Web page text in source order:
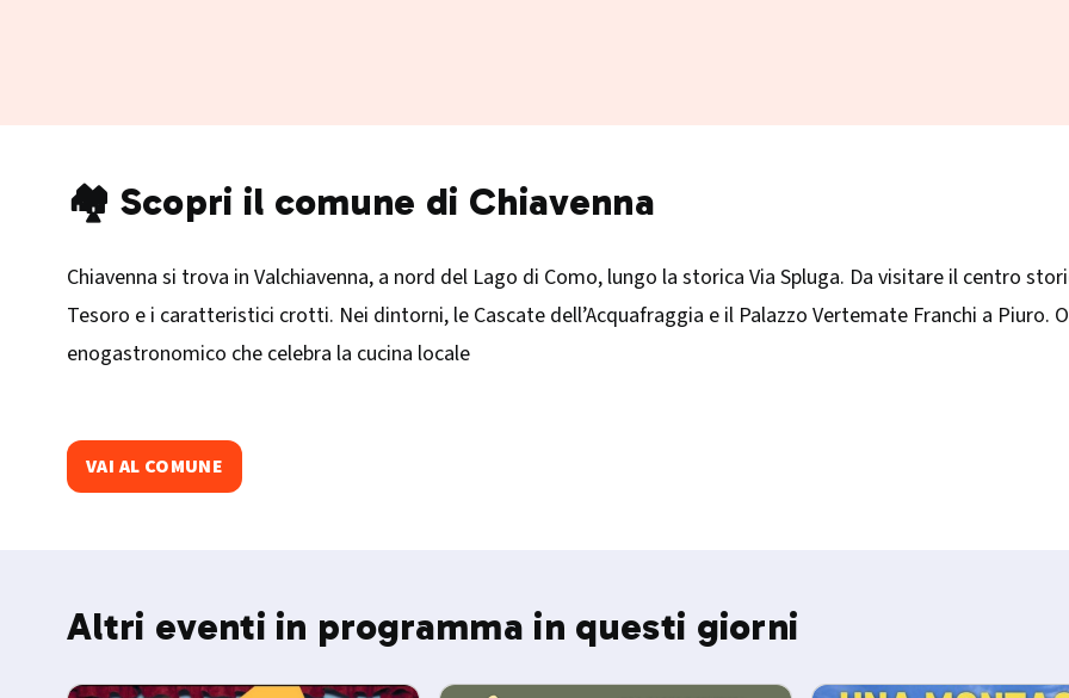
🏘️ Scopri il comune di Chiavenna
Chiavenna si trova in Valchiavenna, a nord del Lago di Como, lungo la storica Via Spluga. Da visitare il centro
Tesoro e i caratteristici crotti. Nei dintorni, le Cascate dell’Acquafraggia e il Palazzo Vertemate Franchi a
enogastronomico che celebra la cucina locale
VAI AL COMUNE
Altri eventi in programma in questi giorni